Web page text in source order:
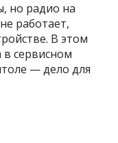
но радио на
работает,
В этом
в сервисном
— дело для